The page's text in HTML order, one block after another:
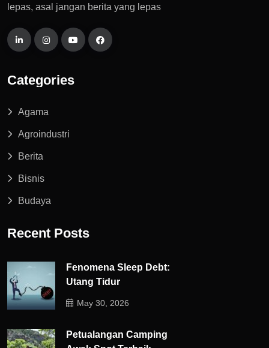
lepas, asal jangan berita yang lepas
Categories
Agama
Agroindustri
Berita
Bisnis
Budaya
Recent Posts
Fenomena Sleep Debt:
Utang Tidur
May 30, 2026
Petualangan Camping